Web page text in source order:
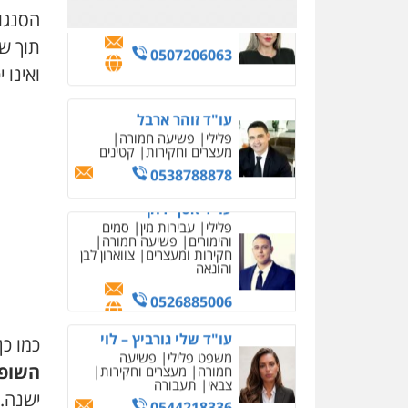
עו"ד שלי גורביץ – לוי
משפט פלילי פשיעה
0544218336
משרד עורכי דין חן ברוך
פלילי דיני תעבורה מעצרים
0505078733
עו"ד קארין לגטיוי
פשיעה חמורה
מעצרים וחקירות
0507446995
משרד עורכי דין טאי
שרקי
תוך
כמו
ישנה.